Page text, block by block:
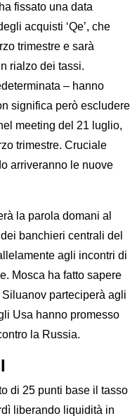
fissato una data
acquisti ‘Qe’, che
trimestre e sarà
rialzo dei tassi.
– hanno
significa però escludere
meeting del 21 luglio,
trimestre. Cruciale
arriveranno le nuove
la parola domani al
banchieri centrali del
agli incontri di
Mosca ha fatto sapere
parteciperà agli
Usa hanno promesso
la Russia.
di 25 punti base il tasso
liberando liquidità in